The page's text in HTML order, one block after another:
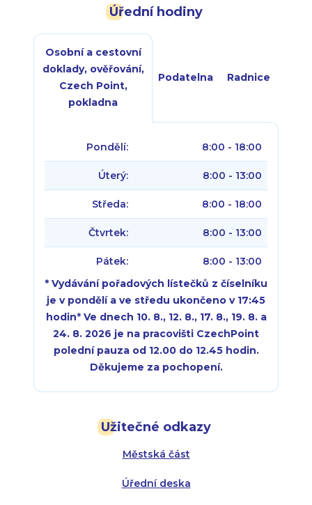
Užitečné odkazy
Městská část
Úřední deska
Úřední hodiny
Osobní a cestovní
doklady, ověřování,
Czech Point,
pokladna
Podatelna Radnice
Pondělí: 8:00 - 18:00
Úterý: 8:00 - 13:00
Středa: 8:00 - 18:00
Čtvrtek: 8:00 - 13:00
Pátek:
8:00 - 13:00
* Vydávání pořadových lístečků z číselníku
je v pondělí a ve středu ukončeno v 17:45
hodin* Ve dnech 10. 8., 12. 8., 17. 8., 19. 8. a
24. 8. 2026 je na pracovišti CzechPoint
polední pauza od 12.00 do 12.45 hodin.
Děkujeme za pochopení.
Úterý:
Středa:
Čtvrtek:
Úterý:
Středa:
Čtvrtek: